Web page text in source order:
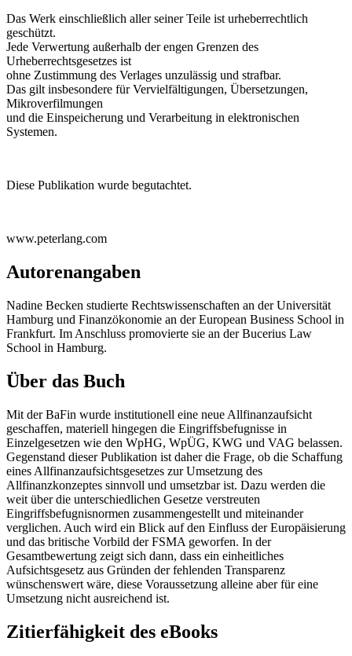
Das Werk einschließlich aller seiner Teile ist urheberrechtlich
geschützt.
Jede Verwertung außerhalb der engen Grenzen des
Urheberrechtsgesetzes ist
ohne Zustimmung des Verlages unzulässig und strafbar.
Das gilt insbesondere für Vervielfältigungen, Übersetzungen,
Mikroverfilmungen
www.peterlang.com
Autorenangaben
Nadine Beckenstudierte Rechtswissenschaften an der Universität
Hamburg und Finanzökonomie an der European Business School in
School in Hamburg.
Über das Buch
Mit der BaFin wurde institutionell eine neue Allfinanzaufsicht
geschaffen, materiell hingegen die Eingriffsbefugnisse in
Einzelgesetzen wie den WpHG, WpÜG, KWG und VAG belassen.
Gegenstand dieser Publikation ist daher die Frage, ob die Schaffung
eines Allfinanzaufsichtsgesetzes zur Umsetzung des
Allfinanzkonzeptes sinnvoll und umsetzbar ist. Dazu werden die
weit über die unterschiedlichen Gesetze verstreuten
Eingriffsbefugnisnormen zusammengestellt und miteinander
verglichen. Auch wird ein Blick auf den Einfluss der Europäisierung
und das britische Vorbild der FSMA geworfen. In der
Gesamtbewertung zeigt sich dann, dass ein einheitliches
Aufsichtsgesetz aus Gründen der fehlenden Transparenz
Umsetzung nicht ausreichend ist.